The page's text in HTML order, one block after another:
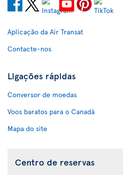
Aplicação da Air Transat
Contacte-nos
Ligações rápidas
Conversor de moedas
Voos baratos para o Canadá
Mapa do site
Centro de reservas